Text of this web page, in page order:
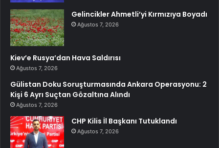
Gelincikler Ahmetli’yi Kırmızıya Boyadı
Ağustos 7, 2026
Kiev’e Rusya’dan Hava Saldırısı
Ağustos 7, 2026
Gülistan Doku Soruşturmasında Ankara Operasyonu: 2
Kişi 6 Ayrı Suçtan Gözaltına Alındı
Ağustos 7, 2026
CHP Kilis İl Başkanı Tutuklandı
Ağustos 7, 2026